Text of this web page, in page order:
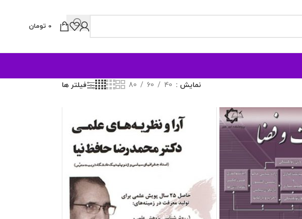
0 تومان
نمایش 40
60
80 فیلتر ها